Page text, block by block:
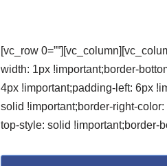
[vc_row
width: 1px !important;border-
4px !important;padding-left: 6px
solid !important;border-right-
top-style: solid !important;border-